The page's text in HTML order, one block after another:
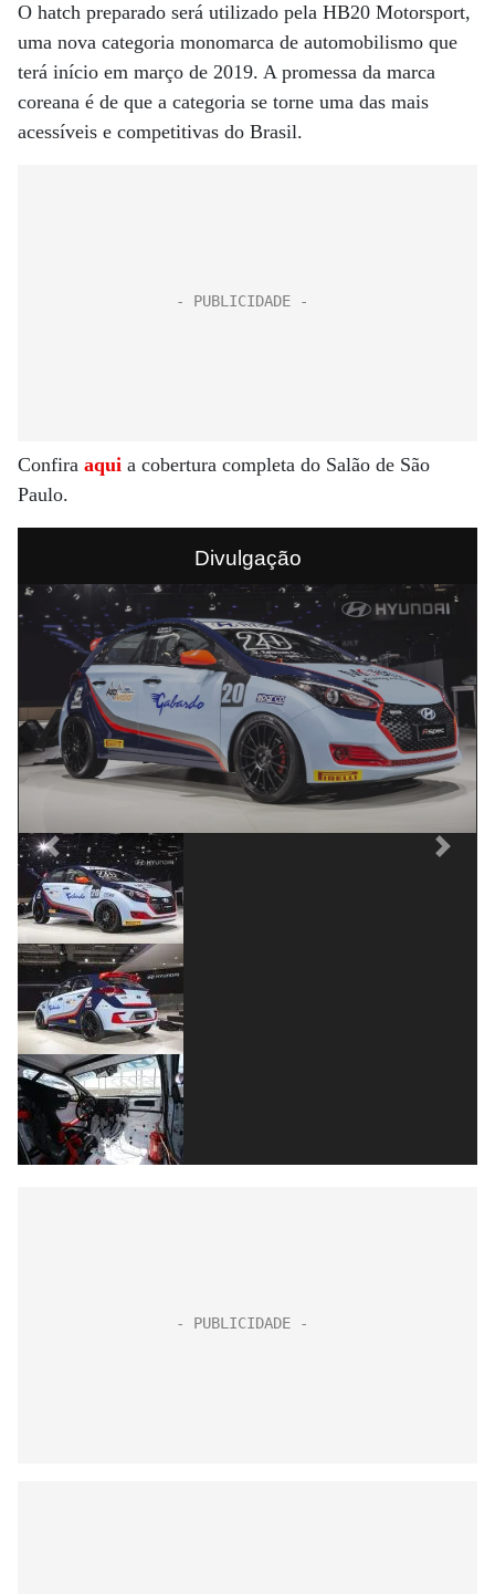
O hatch preparado será utilizado pela HB20 Motorsport,
uma nova categoria monomarca de automobilismo que
terá início em março de 2019. A promessa da marca
coreana é de que a categoria se torne uma das mais
acessíveis e competitivas do Brasil.
Confira aqui a cobertura completa do Salão de São
Paulo.
Divulgação
Previous Next